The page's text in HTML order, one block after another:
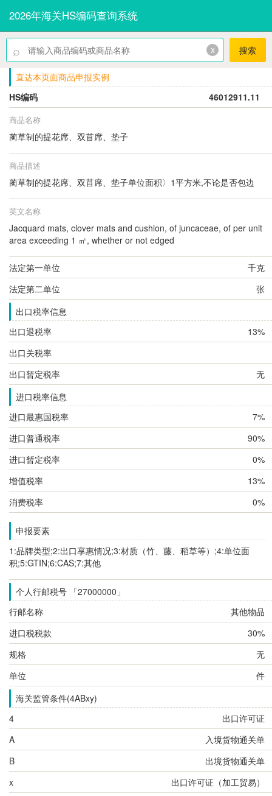
2026年海关HS编码查询系统
⌕ x 搜索
直达本页面商品申报实例
HS编码
46012911.11
商品名称
蔺草制的提花席、双苜席、垫子
商品描述
蔺草制的提花席、双苜席、垫子单位面积〉1平方米,不论是否包边
英文名称
Jacquard mats, clover mats and cushion, of juncaceae, of per unit
area exceeding 1 ㎡, whether or not edged
法定第一单位
千克
法定第二单位
张
出口税率信息
出口退税率
13%
出口关税率
出口暂定税率
无
进口税率信息
进口最惠国税率
7%
进口普通税率
90%
进口暂定税率
0%
增值税率
13%
消费税率
0%
申报要素
1:品牌类型;2:出口享惠情况;3:材质（竹、藤、稻草等）;4:单位面
积;5:GTIN;6:CAS;7:其他
个人行邮税号 「27000000」
行邮名称
其他物品
进口税税款
30%
规格
无
单位
件
海关监管条件(4ABxy)
4
出口许可证
A
入境货物通关单
B
出境货物通关单
x
出口许可证（加工贸易）